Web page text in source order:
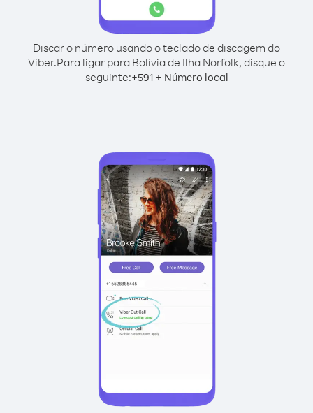
Discar o número usando o teclado de discagem do
Viber.Para ligar para Bolívia de Ilha Norfolk, disque o
seguinte:+591+ Número local